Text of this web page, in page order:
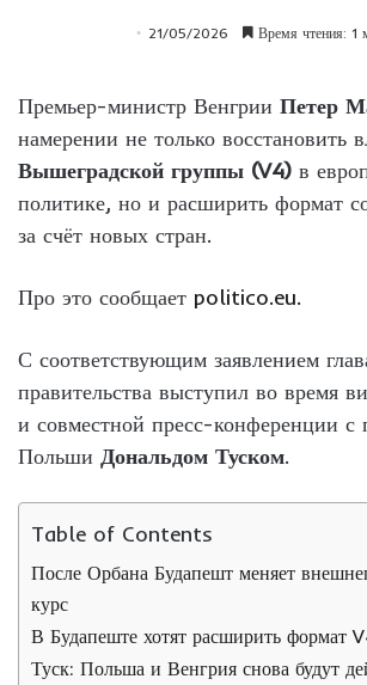
21/05/2026 Время чтения: 1
Премьер-министр Венгрии Петер
намерении не только восстановить
Вышеградской группы (V4) в
политике, но и расширить формат
за счёт новых стран.
Про это сообщает politico.eu.
С соответствующим заявлением
правительства выступил во время
и совместной пресс-конференции с
Польши Дональдом Туском.
Table of Contents
После Орбана Будапешт меняет
курс
В Будапеште хотят расширить формат
Туск: Польша и Венгрия снова будут